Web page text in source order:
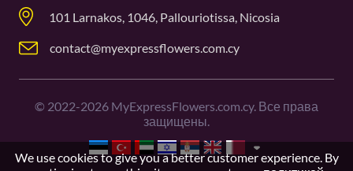
101 Larnakos, 1046, Pallouriotissa, Nicosia
contact@myexpressflowers.com.cy
© 2022-2026 MyExpressFlowers.com.cy. Все права
защищены.
We use cookies to give you a better customer experience. By